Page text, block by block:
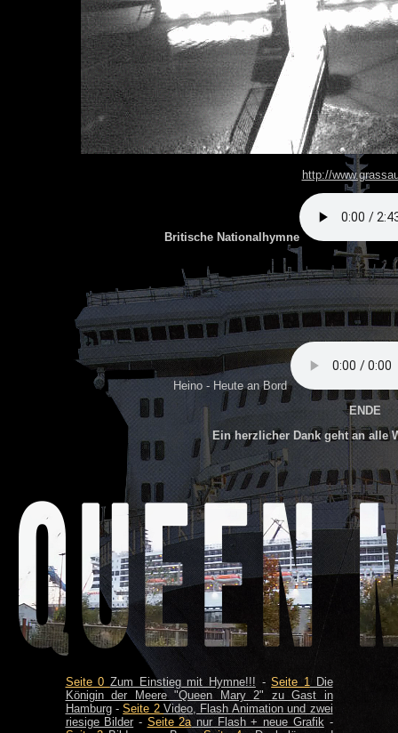
http://
Britische Nationalhymne
Heino - Heute an Bord
ENDE
Ein herzlicher Dank geht an alle
Seite 0 Zum Einstieg mit Hymne!!! -Seite 1Die
Königin der Meere "Queen Mary 2" zu Gast in
Hamburg-Seite 2 Video, Flash Animation und zwei
riesige Bilder - Seite 2anur Flash + neue Grafik-